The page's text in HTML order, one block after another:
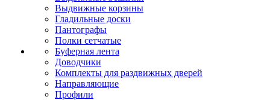
Выдвижные корзины
Гладильные доски
Пантографы
Полки сетчатые
Буферная лента
Доводчики
Комплекты для раздвижных дверей
Направляющие
Профили